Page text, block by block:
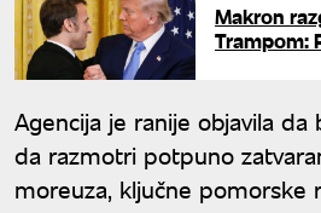
Makron
Trampom:
Agencija je ranije objavila da
da razmotri potpuno
moreuza, ključne pomorske